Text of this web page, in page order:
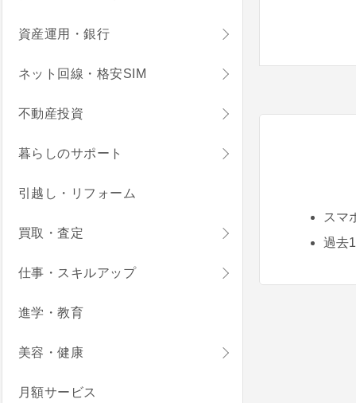
スマ
過去
資産運用・銀行
ネット回線・格安SIM
不動産投資
暮らしのサポート
引越し・リフォーム
買取・査定
仕事・スキルアップ
進学・教育
美容・健康
月額サービス